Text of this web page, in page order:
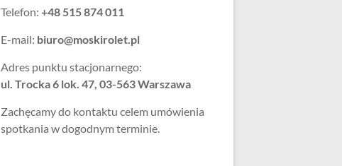
Telefon: +48 515 874 011
E-mail: biuro@moskirolet.pl
Adres punktu stacjonarnego:
ul. Trocka 6 lok. 47, 03-563 Warszawa
Zachęcamy do kontaktu celem umówienia
spotkania w dogodnym terminie.